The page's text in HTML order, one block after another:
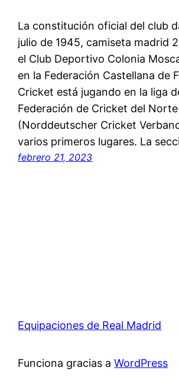
La constitución oficial del club
julio de 1945, camiseta madrid
el Club Deportivo Colonia
en la Federación Castellana de
Cricket está jugando en la liga
Federación de Cricket del
(Norddeutscher Cricket
varios primeros lugares. La
febrero 21, 2023
Equipaciones de Real Madrid
Funciona gracias aWordPress